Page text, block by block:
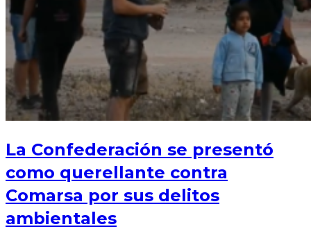
La Confederación se presentó
como querellante contra
Comarsa por sus delitos
ambientales